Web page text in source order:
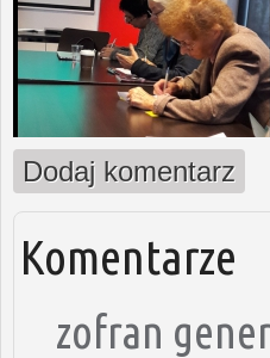
Dodaj komentarz
Komentarze
zofran